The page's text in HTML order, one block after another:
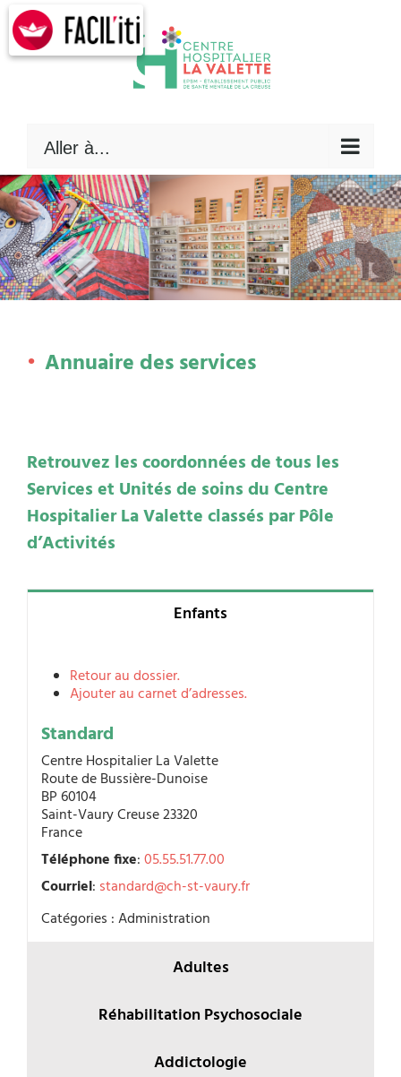
Skip
content
Aller à...
Annuaire des services
Retrouvez les coordonnées de tous les
Services et Unités de soins du Centre
Hospitalier La Valette classés par Pôle
d’Activités
Enfants
Retour au dossier.
Ajouter au carnet d’adresses.
Standard
Centre Hospitalier La Valette
Route de Bussière-Dunoise
BP 60104
Saint-VauryCreuse23320
France
Téléphone fixe:05.55.51.77.00
Courriel: standard@ch-st-vaury.fr
Catégories :Administration
Adultes
Réhabilitation Psychosociale
Addictologie